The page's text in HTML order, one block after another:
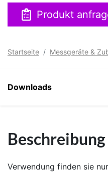
Produkt
Startseite Messgeräte &
Downloads
Beschreibung
Verwendung finden sie